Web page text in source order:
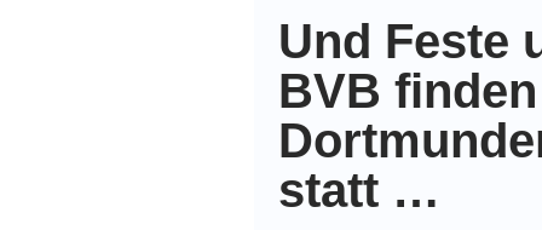
Und Feste
BVB
statt …